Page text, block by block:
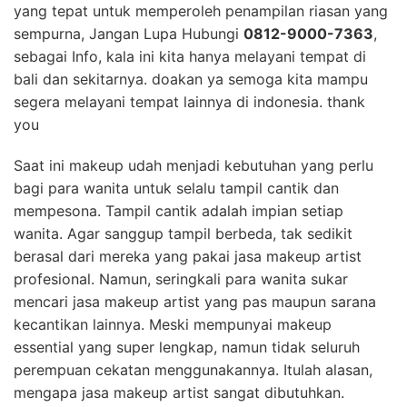
yang tepat untuk memperoleh penampilan riasan yang
sempurna, Jangan Lupa Hubungi 0812-9000-7363,
sebagai Info, kala ini kita hanya melayani tempat di
bali dan sekitarnya. doakan ya semoga kita mampu
segera melayani tempat lainnya di indonesia. thank
you
Saat ini makeup udah menjadi kebutuhan yang perlu
bagi para wanita untuk selalu tampil cantik dan
mempesona. Tampil cantik adalah impian setiap
wanita. Agar sanggup tampil berbeda, tak sedikit
berasal dari mereka yang pakai jasa makeup artist
profesional. Namun, seringkali para wanita sukar
mencari jasa makeup artist yang pas maupun sarana
kecantikan lainnya. Meski mempunyai makeup
essential yang super lengkap, namun tidak seluruh
perempuan cekatan menggunakannya. Itulah alasan,
mengapa jasa makeup artist sangat dibutuhkan.